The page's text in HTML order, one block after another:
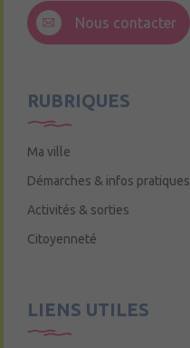
49220 Andigné
Nous contacter
RUBRIQUES
Ma ville
Démarches & infos pratiques
Activités & sorties
Citoyenneté
LIENS UTILES